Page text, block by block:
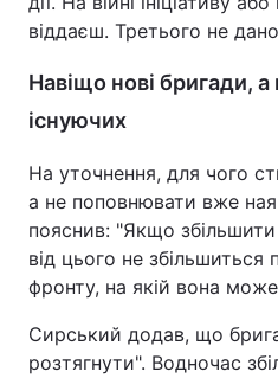
віддаєш. Третього не
Навіщо нові бригади,
існуючих
На уточнення, для чого
а не поповнювати вже
пояснив: "Якщо
від цього не збільшиться
фронту, на якій вона
Сирський додав, що
розтягнути". Водночас